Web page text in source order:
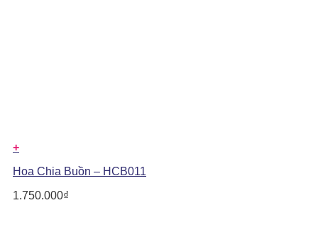
+
Hoa Chia Buồn – HCB011
1.750.000₫